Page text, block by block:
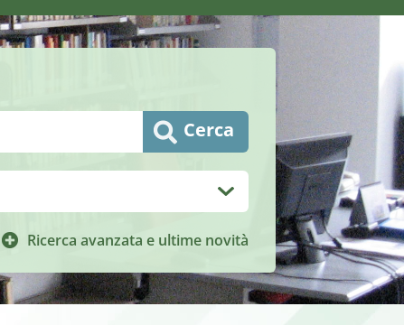
Cerca
Ricerca avanzata e ultime novità